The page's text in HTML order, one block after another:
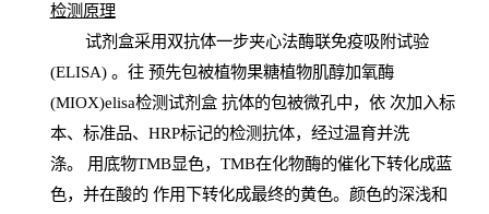
检测原理
试剂盒采用双抗体一步夹心法酶联免疫吸附试验
(ELISA) 。往 预先包被植物果糖植物肌醇加氧酶
(MIOX)elisa检测试剂盒抗体的包被微孔中，依 次加入标
本、标准品、 HRP标记的检测抗体，经过温育并洗
涤。 用底物TMB显色， TMB在化物酶的催化下转化成蓝
色，并在酸的 作用下转化成最终的黄色。颜色的深浅和